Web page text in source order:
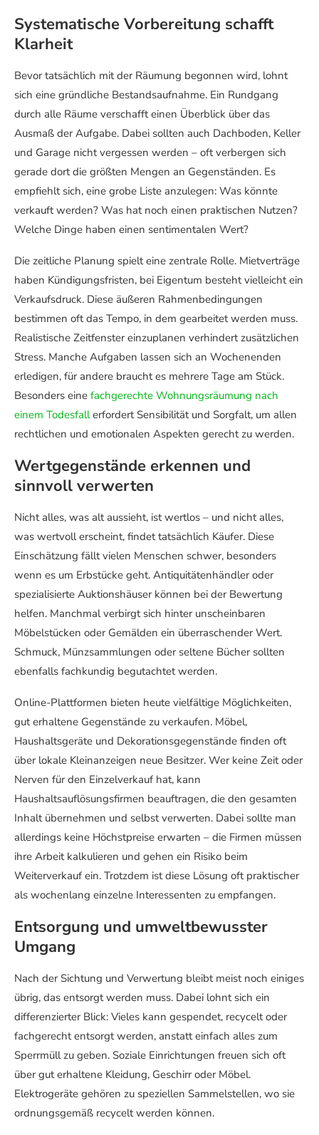
Systematische Vorbereitung schafft
Klarheit
Bevor tatsächlich mit der Räumung begonnen wird, lohnt
sich eine gründliche Bestandsaufnahme. Ein Rundgang
durch alle Räume verschafft einen Überblick über das
Ausmaß der Aufgabe. Dabei sollten auch Dachboden, Keller
und Garage nicht vergessen werden – oft verbergen sich
gerade dort die größten Mengen an Gegenständen. Es
empfiehlt sich, eine grobe Liste anzulegen: Was könnte
verkauft werden? Was hat noch einen praktischen Nutzen?
Welche Dinge haben einen sentimentalen Wert?
Die zeitliche Planung spielt eine zentrale Rolle. Mietverträge
haben Kündigungsfristen, bei Eigentum besteht vielleicht ein
Verkaufsdruck. Diese äußeren Rahmenbedingungen
bestimmen oft das Tempo, in dem gearbeitet werden muss.
Realistische Zeitfenster einzuplanen verhindert zusätzlichen
Stress. Manche Aufgaben lassen sich an Wochenenden
erledigen, für andere braucht es mehrere Tage am Stück.
Besonders eine fachgerechte Wohnungsräumung nach
einem Todesfallerfordert Sensibilität und Sorgfalt, um allen
rechtlichen und emotionalen Aspekten gerecht zu werden.
Wertgegenstände erkennen und
sinnvoll verwerten
Nicht alles, was alt aussieht, ist wertlos – und nicht alles,
was wertvoll erscheint, findet tatsächlich Käufer. Diese
Einschätzung fällt vielen Menschen schwer, besonders
wenn es um Erbstücke geht. Antiquitätenhändler oder
spezialisierte Auktionshäuser können bei der Bewertung
helfen. Manchmal verbirgt sich hinter unscheinbaren
Möbelstücken oder Gemälden ein überraschender Wert.
Schmuck, Münzsammlungen oder seltene Bücher sollten
ebenfalls fachkundig begutachtet werden.
Online-Plattformen bieten heute vielfältige Möglichkeiten,
gut erhaltene Gegenstände zu verkaufen. Möbel,
Haushaltsgeräte und Dekorationsgegenstände finden oft
über lokale Kleinanzeigen neue Besitzer. Wer keine Zeit oder
Nerven für den Einzelverkauf hat, kann
Haushaltsauflösungsfirmen beauftragen, die den gesamten
Inhalt übernehmen und selbst verwerten. Dabei sollte man
allerdings keine Höchstpreise erwarten – die Firmen müssen
ihre Arbeit kalkulieren und gehen ein Risiko beim
Weiterverkauf ein. Trotzdem ist diese Lösung oft praktischer
als wochenlang einzelne Interessenten zu empfangen.
Entsorgung und umweltbewusster
Umgang
Nach der Sichtung und Verwertung bleibt meist noch einiges
übrig, das entsorgt werden muss. Dabei lohnt sich ein
differenzierter Blick: Vieles kann gespendet, recycelt oder
fachgerecht entsorgt werden, anstatt einfach alles zum
Sperrmüll zu geben. Soziale Einrichtungen freuen sich oft
über gut erhaltene Kleidung, Geschirr oder Möbel.
Elektrogeräte gehören zu speziellen Sammelstellen, wo sie
ordnungsgemäß recycelt werden können.